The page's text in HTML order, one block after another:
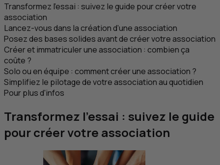
Transformez l’essai : suivez le guide pour créer votre
association
Lancez-vous dans la création d’une association
Posez des bases solides avant de créer votre association
Créer et immatriculer une association : combien ça
coûte ?
Solo ou en équipe : comment créer une association ?
Simplifiez le pilotage de votre association au quotidien
Pour plus d'infos
Transformez l’essai : suivez le guide
pour créer votre association